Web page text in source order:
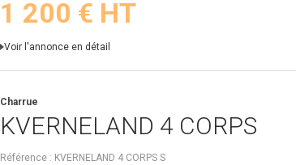
1 200 € HT
Voir l'annonce en détail
KVERNELAND 4 CORPS
Charrue
Référence
KVERNELAND 4 CORPS S